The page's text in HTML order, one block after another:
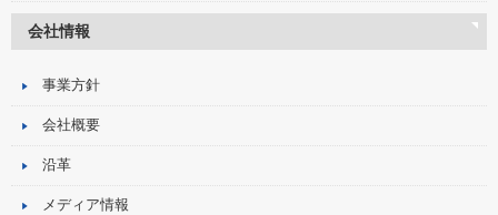
会社情報
事業方針
会社概要
沿革
メディア情報